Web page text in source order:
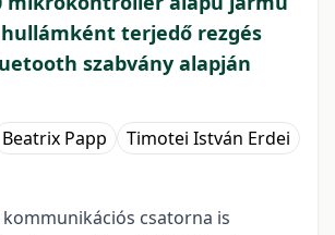
terjedő rezgés
szabvány alapján
Beatrix Papp Timotei István Erdei
csatorna is